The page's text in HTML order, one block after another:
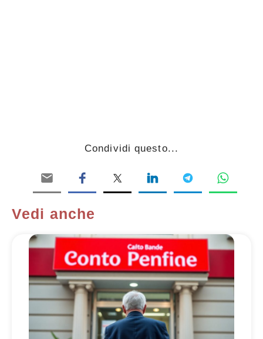
Condividi questo...
Vedi anche